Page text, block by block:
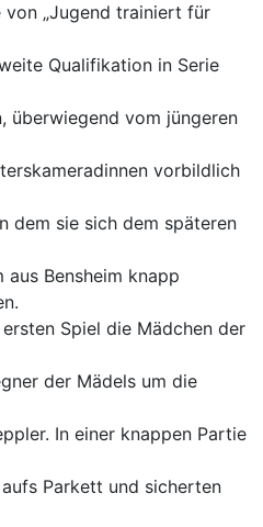
„Jugend trainiert für
Qualifikation in Serie
überwiegend vom jüngeren
vorbildlich
dem sie sich dem späteren
aus Bensheim knapp
Spiel die Mädchen der
der Mädels um die
In einer knappen Partie
Parkett und sicherten